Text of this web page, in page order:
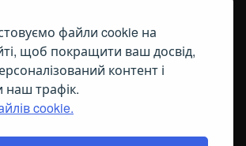
файли cookie на
щоб покращити ваш досвід,
контент і
наш трафік.
cookie.